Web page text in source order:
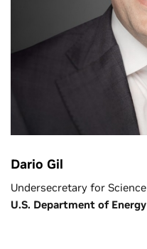
Dario Gil
Undersecretary for Science
U.S. Department of Energy